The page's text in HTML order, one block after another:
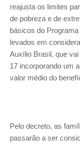
reajusta os limites
de pobreza e de
básicos do
levados em
Auxílio Brasil, que
17 incorporando um
valor médio do
Pelo decreto, as
passarão a ser